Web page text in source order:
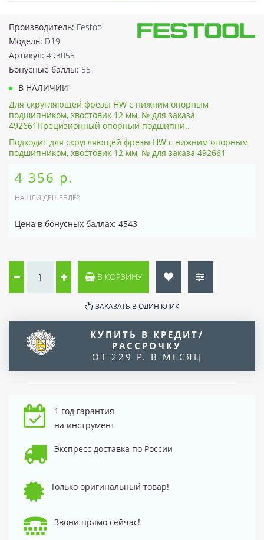
Производитель: Festool
Модель: D19
Артикул: 493055
Бонусные баллы: 55
В НАЛИЧИИ
Для скругляющей фрезы HW с нижним опорным
подшипником, хвостовик 12 мм, № для заказа
492661Прецизионный опорный подшипни..
Подходит для скругляющей фрезы HW с нижним опорным
подшипником, хвостовик 12 мм, № для заказа 492661
4 356 р.
НАШЛИ ДЕШЕВЛЕ?
Цена в бонусных баллах: 4543
В КОРЗИНУ
ЗАКАЗАТЬ В ОДИН КЛИК
КУПИТЬ В КРЕДИТ/
РАССРОЧКУ
ОТ 229 Р. В МЕСЯЦ
1 год гарантия
на инструмент
Экспресс доставка по России
Только оригинальный товар!
Звони прямо сейчас!